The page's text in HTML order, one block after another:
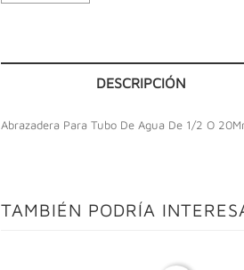
DESCRIPCIÓN
Abrazadera Para Tubo De Agua De 1/2 O
TAMBIÉN PODRÍA